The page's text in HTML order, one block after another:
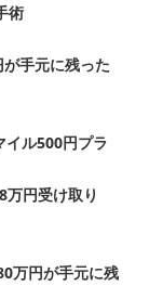
術
手元に残った
イル500円プラ
万円受け取り
万円が手元に残